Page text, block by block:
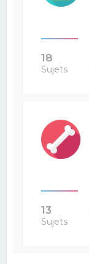
18
Sujets
13
Sujets